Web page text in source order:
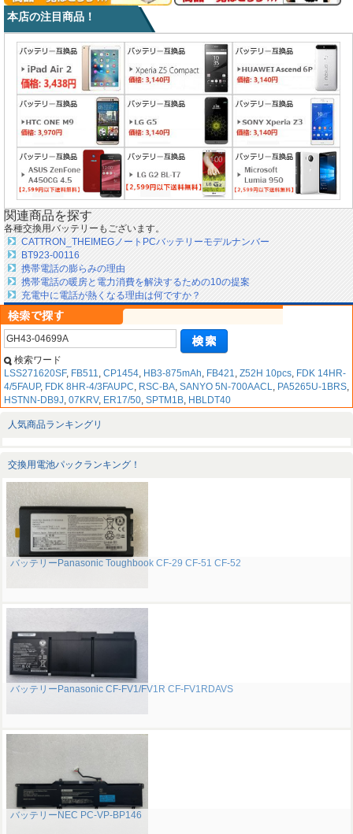
本店の注目商品！
関連商品を探す
各種交換用バッテリーもございます。
CATTRON_THEIMEGノートPCバッテリーモデルナンバー
BT923-00116
携帯電話の膨らみの理由
携帯電話の暖房と電力消費を解決するための10の提案
充電中に電話が熱くなる理由は何ですか？
検索ワード
LSS271620SF, FB511, CP1454, HB3-875mAh, FB421, Z52H 10pcs, FDK 14HR-
4/5FAUP, FDK 8HR-4/3FAUPC, RSC-BA, SANYO 5N-700AACL, PA5265U-1BRS,
HSTNN-DB9J, 07KRV, ER17/50, SPTM1B, HBLDT40
人気商品ランキングリ
交換用電池パックランキング！
バッテリーPanasonic Toughbook CF-29 CF-51 CF-52
バッテリーPanasonic CF-FV1/FV1R CF-FV1RDAVS
バッテリーNEC PC-VP-BP146